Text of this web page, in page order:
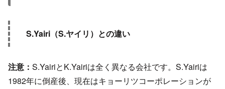
S.Yairi（S.ヤイリ）との違い
注意： S.YairiとK.Yairiは全く異なる会社です。S.Yairiは
1982年に倒産後、現在はキョーリツコーポレーションが